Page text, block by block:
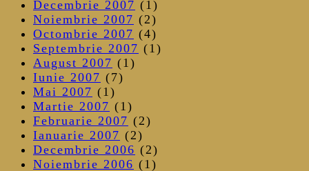
Decembrie 2007 (1)
Noiembrie 2007 (2)
Octombrie 2007 (4)
Septembrie 2007 (1)
August 2007 (1)
Iunie 2007 (7)
Mai 2007 (1)
Martie 2007 (1)
Februarie 2007 (2)
Ianuarie 2007 (2)
Decembrie 2006 (2)
Noiembrie 2006 (1)